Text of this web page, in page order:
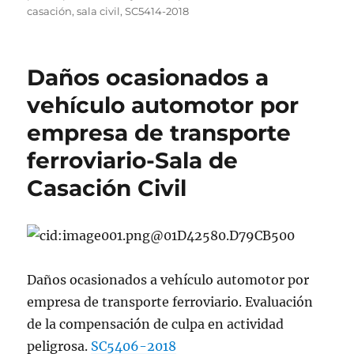
casación,sala civil,SC5414-2018
Daños ocasionados a
vehículo automotor por
empresa de transporte
ferroviario-Sala de
Casación Civil
Daños ocasionados a vehículo automotor por
empresa de transporte ferroviario. Evaluación
de la compensación de culpa en actividad
peligrosa. SC5406-2018